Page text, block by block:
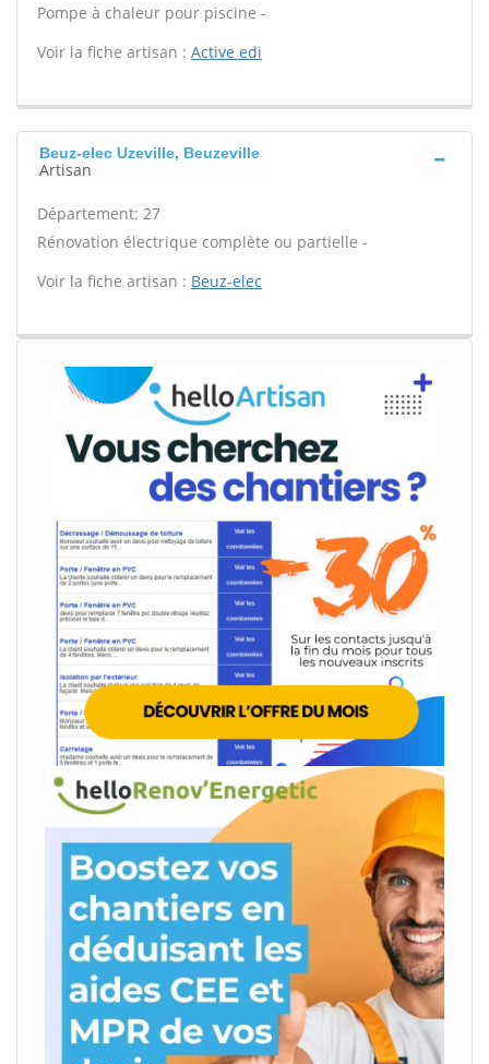
Pompe à chaleur pour piscine -
Voir la fiche artisan : Active edi
Beuz-elec Uzeville, Beuzeville
Artisan
Département: 27
Rénovation électrique complète ou partielle -
Voir la fiche artisan : Beuz-elec